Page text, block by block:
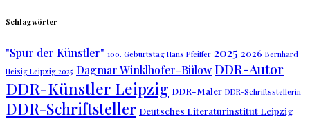
Schlagwörter
"Spur der Künstler" 100. Geburtstag Hans Pfeiffer 2025 2026 Bernhard
Heisig Leipzig 2025 Dagmar Winklhofer-BülowDDR-Autor
DDR-Künstler Leipzig DDR-Maler DDR-Schriftsstellerin
DDR-Schriftsteller Deutsches Literaturinstitut Leipzig